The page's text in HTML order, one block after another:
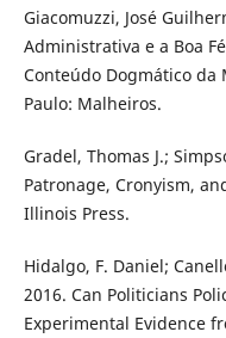
Giacomuzzi, José
Administrativa e a Boa
Conteúdo Dogmático
Paulo: Malheiros.
Gradel, Thomas J.;
Patronage, Cronyism,
Illinois Press.
Hidalgo, F. Daniel;
2016. Can Politicians
Experimental Evidence